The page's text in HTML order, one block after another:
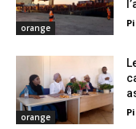
orange
orange